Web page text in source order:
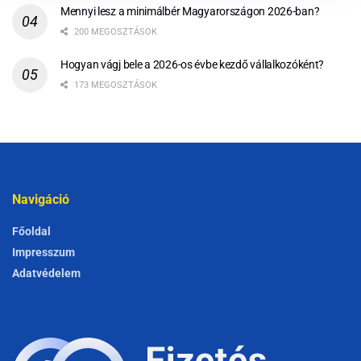
Mennyi lesz a minimálbér Magyarországon 2026-ban?
200 MEGOSZTÁSOK
Hogyan vágj bele a 2026-os évbe kezdő vállalkozóként?
173 MEGOSZTÁSOK
Navigáció
Főoldal
Impresszum
Adatvédelem